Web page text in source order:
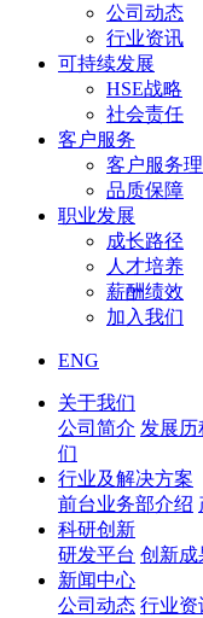
公司动态
行业资讯
可持续发展
HSE战略
社会责任
客户服务
客户服务
品质保障
职业发展
成长路径
人才培养
薪酬绩效
加入我们
ENG
关于我们
公司简介 发展历
们
行业及解决方案
前台业务部介绍
科研创新
研发平台 创新成
新闻中心
公司动态 行业资